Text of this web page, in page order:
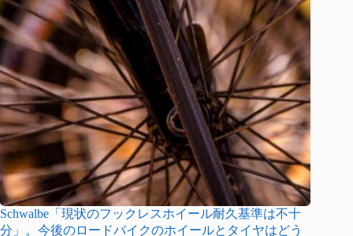
Schwalbe「現状のフックレスホイール耐久基準は不十
分」。今後のロードバイクのホイールとタイヤはどう